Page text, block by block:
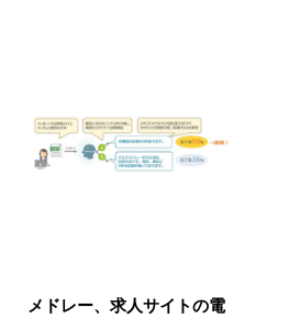
メドレー、求人サイトの電